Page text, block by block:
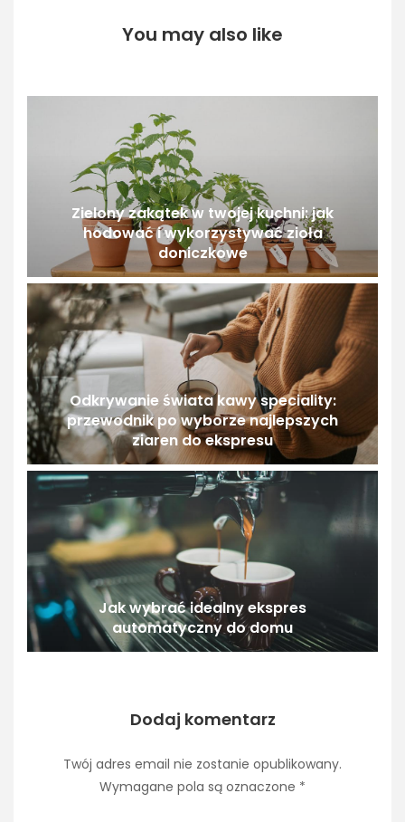
You may also like
Zielony zakątek w twojej kuchni: jak
hodować i wykorzystywać zioła
doniczkowe
Odkrywanie świata kawy speciality:
przewodnik po wyborze najlepszych
ziaren do ekspresu
Jak wybrać idealny ekspres
automatyczny do domu
Dodaj komentarz
Twój adres email nie zostanie opublikowany.
Wymagane pola są oznaczone *